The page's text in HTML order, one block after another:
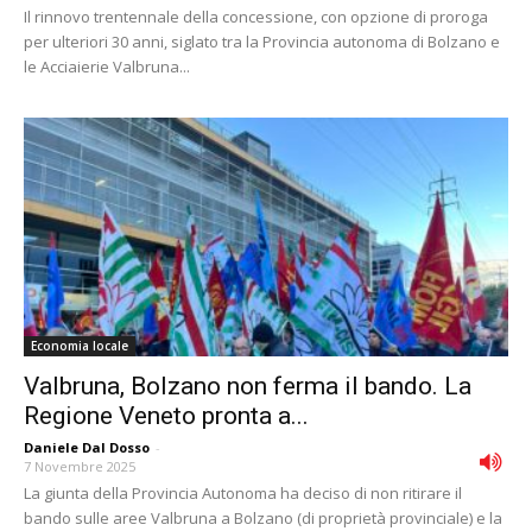
Il rinnovo trentennale della concessione, con opzione di proroga
per ulteriori 30 anni, siglato tra la Provincia autonoma di Bolzano e
le Acciaierie Valbruna...
Economia locale
Valbruna, Bolzano non ferma il bando. La
Regione Veneto pronta a...
Daniele Dal Dosso -
7 Novembre 2025
La giunta della Provincia Autonoma ha deciso di non ritirare il
bando sulle aree Valbruna a Bolzano (di proprietà provinciale) e la